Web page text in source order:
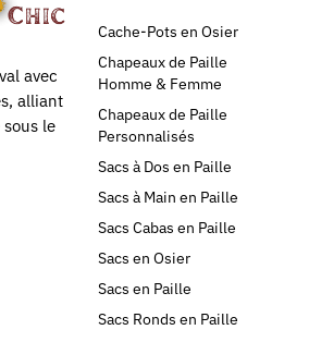
avec
alliant
le
Cache-Pots en Osier
Chapeaux de Paille
Homme & Femme
Chapeaux de Paille
Personnalisés
Sacs à Dos en Paille
Sacs à Main en Paille
Sacs Cabas en Paille
Sacs en Osier
Sacs en Paille
Sacs Ronds en Paille